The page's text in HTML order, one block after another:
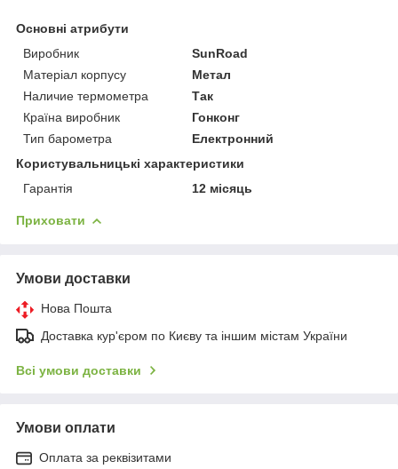
Основні атрибути
Виробник
SunRoad
Матеріал корпусу
Метал
Наличие термометра
Так
Країна виробник
Гонконг
Тип барометра
Електронний
Користувальницькі характеристики
Гарантія
12 місяць
Приховати
Умови доставки
Нова Пошта
Доставка кур'єром по Києву та іншим містам України
Всі умови доставки
Умови оплати
Оплата за реквізитами